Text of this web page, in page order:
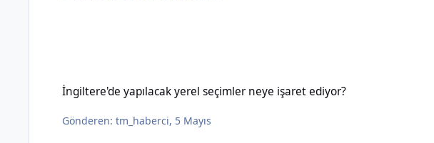
İngiltere'de yapılacak yerel seçimler neye işaret ediyor?
Gönderen:tm_haberci, 5 Mayıs